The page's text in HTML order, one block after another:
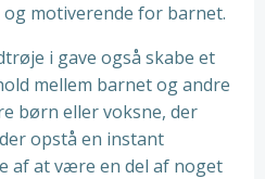
motiverende for barnet.
i gave også skabe et
mellem barnet og andre
børn eller voksne, der
opstå en instant
af at være en del af noget